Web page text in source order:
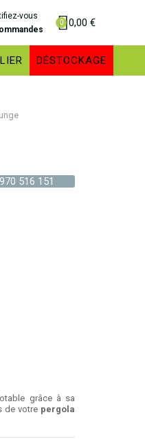
vous
0,00 €
DÉSTOCKAGE
516 151
grâce à sa
de votre pergola